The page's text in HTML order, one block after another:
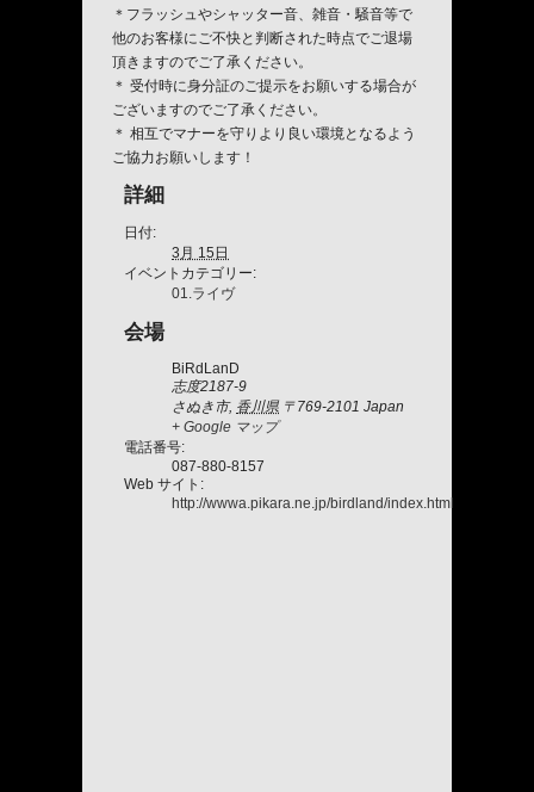
＊フラッシュやシャッター音、雑音・騒音等で
他のお客様にご不快と判断された時点でご退場
頂きますのでご了承ください。
＊ 受付時に身分証のご提示をお願いする場合が
ございますのでご了承ください。
＊ 相互でマナーを守りより良い環境となるよう
ご協力お願いします！
詳細
日付:
3月 15日
イベントカテゴリー:
01.ライヴ
会場
BiRdLanD
志度2187-9
さぬき市, 香川県 〒769-2101 Japan
+ Google マップ
電話番号:
087-880-8157
Web サイト:
http://wwwa.pikara.ne.jp/birdland/index.html